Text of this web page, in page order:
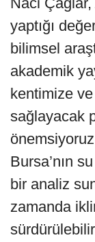
yaptığı
bilimsel
akademik
kentimize
sağlayacak
Bursa’nın
bir analiz
zamanda